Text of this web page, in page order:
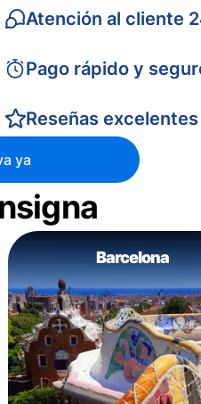
Atención al cliente
Pago rápido y
Reseñas excelentes
ya
Barcelona